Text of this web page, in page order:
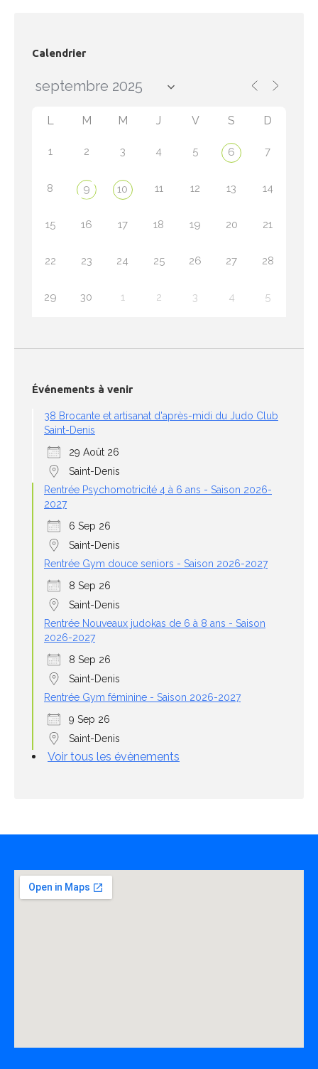
Calendrier
L M M J V S D
1 2 3 4 5 6 7
8 9 10 11 12 13 14
15 16 17 18 19 20 21
22 23 24 25 26 27 28
29 30 1 2 3 4 5
Événements à venir
38 Brocante et artisanat d'après-midi du Judo Club
Saint-Denis
29 Août 26
Saint-Denis
Rentrée Psychomotricité 4 à 6 ans - Saison 2026-
2027
6 Sep 26
Saint-Denis
Rentrée Gym douce seniors - Saison 2026-2027
8 Sep 26
Saint-Denis
Rentrée Nouveaux judokas de 6 à 8 ans - Saison
2026-2027
8 Sep 26
Saint-Denis
Rentrée Gym féminine - Saison 2026-2027
9 Sep 26
Saint-Denis
Voir tous les évènements